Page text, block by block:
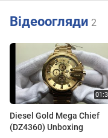
Відеоогляди 2
Diesel Gold Mega Chief
(DZ4360) Unboxing